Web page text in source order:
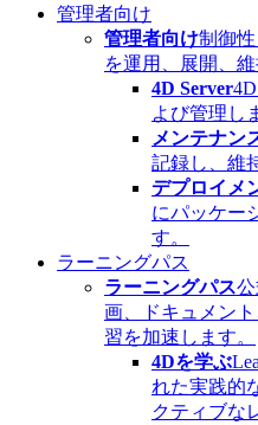
管理者向け
管理者向け制御
を運用、展開、維
4D Server
よび管理し
メンテナン
記録し、維
デプロイメ
にパッケー
す。
ラーニングパス
ラーニングパス
画、ドキュメン
習を加速します。
4Dを学ぶ
れた実践的
クティブな